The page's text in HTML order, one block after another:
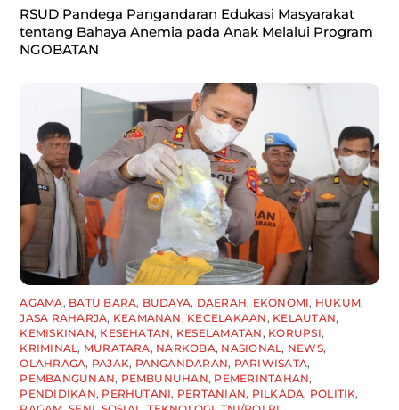
RSUD Pandega Pangandaran Edukasi Masyarakat
tentang Bahaya Anemia pada Anak Melalui Program
NGOBATAN
AGAMA, BATU BARA, BUDAYA, DAERAH, EKONOMI, HUKUM,
JASA RAHARJA, KEAMANAN , KECELAKAAN , KELAUTAN,
KEMISKINAN, KESEHATAN, KESELAMATAN , KORUPSI,
KRIMINAL , MURATARA, NARKOBA, NASIONAL , NEWS,
OLAHRAGA, PAJAK, PANGANDARAN, PARIWISATA,
PEMBANGUNAN, PEMBUNUHAN, PEMERINTAHAN,
PENDIDIKAN, PERHUTANI, PERTANIAN, PILKADA, POLITIK,